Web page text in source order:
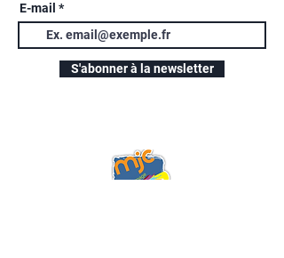
E-mail
S'abonner à la newsletter